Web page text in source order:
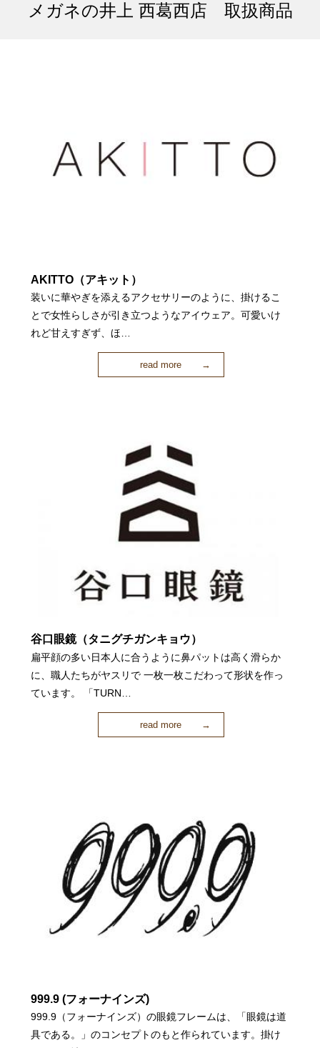
メガネの井上 西葛西店 取扱商品
AKITTO（アキット）
装いに華やぎを添えるアクセサリーのように、掛けるこ
とで女性らしさが引き立つようなアイウェア。可愛いけ
れど甘えすぎず、ほ…
read more
谷口眼鏡（タニグチガンキョウ）
扁平顔の多い日本人に合うように鼻パットは高く滑らか
に、職人たちがヤスリで 一枚一枚こだわって形状を作っ
ています。 「TURN…
read more
999.9 (フォーナインズ)
999.9（フォーナインズ）の眼鏡フレームは、「眼鏡は道
具である。」のコンセプトのもと作られています。掛け